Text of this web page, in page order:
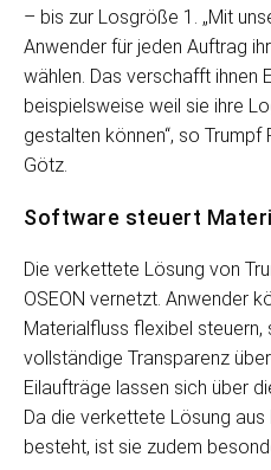
– bis zur Losgröße 1. „Mit
Anwender für jeden Auftrag
wählen. Das verschafft ihnen
beispielsweise weil sie ihre
gestalten können“, so
Götz.
Software steuert
Die verkettete Lösung von
OSEON vernetzt. Anwender
Materialfluss flexibel steuern,
vollständige Transparenz
Eilaufträge lassen sich über
Da die verkettete Lösung
besteht, ist sie zudem